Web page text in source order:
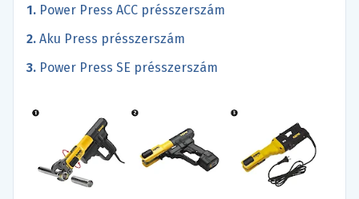
1. Power Press ACC présszerszám
2. Aku Press présszerszám
3. Power Press SE présszerszám